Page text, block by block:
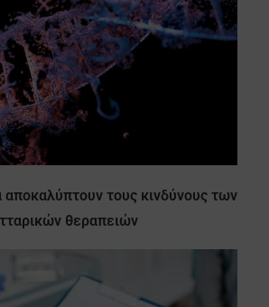
αποκαλύπτουν τους κινδύνους των
θεραπειών